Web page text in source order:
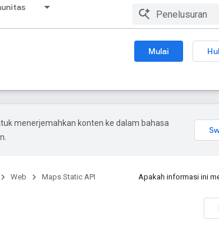
Mulai
menerjemahkan konten ke dalam bahasa
Web Maps Static API Apakah informasi ini